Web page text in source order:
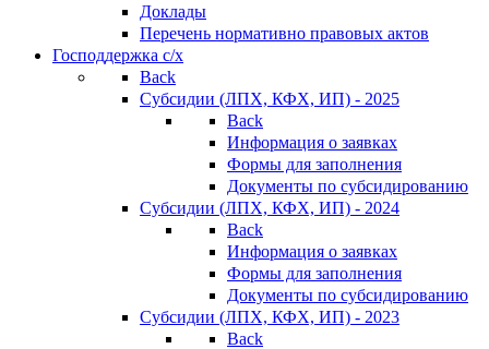
Доклады
Перечень нормативно правовых актов
Господдержка с/х
Back
Субсидии (ЛПХ, КФХ, ИП) - 2025
Back
Информация о заявках
Формы для заполнения
Документы по субсидированию
Субсидии (ЛПХ, КФХ, ИП) - 2024
Back
Информация о заявках
Формы для заполнения
Документы по субсидированию
Субсидии (ЛПХ, КФХ, ИП) - 2023
Back